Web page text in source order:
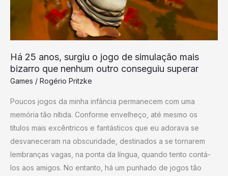
Há 25 anos, surgiu o jogo de simulação mais
bizarro que nenhum outro conseguiu superar
Games / Rogério Pritzke
Poucos jogos da minha infância permanecem com uma
memória tão nítida. Conforme envelheço, até mesmo os
títulos mais excêntricos e fantásticos que eu adorava se
desvaneceram na obscuridade, destinados a se tornarem
lembranças vagas, na ponta da língua, quando tento contá-
los aos amigos. No entanto, há um punhado de jogos tão
que
nenhum
conseguiu
superar